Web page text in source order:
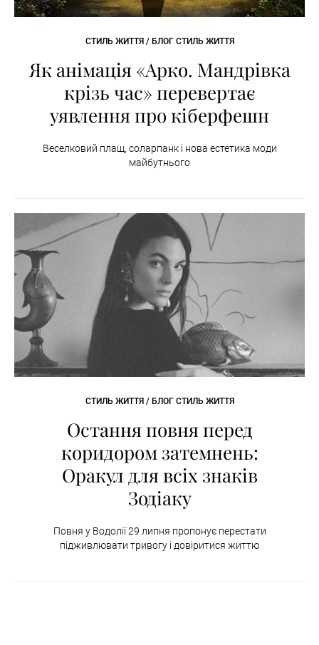
СТИЛЬ ЖИТТЯ / БЛОГ СТИЛЬ ЖИТТЯ
Як анімація «Арко. Мандрівка
крізь час» перевертає
уявлення про кіберфешн
Веселковий плащ, соларпанк і нова естетика моди
майбутнього
СТИЛЬ ЖИТТЯ / БЛОГ СТИЛЬ ЖИТТЯ
Остання повня перед
коридором затемнень:
Оракул для всіх знаків
Зодіаку
Повня у Водолії 29 липня пропонує перестати
підживлювати тривогу і довіритися життю